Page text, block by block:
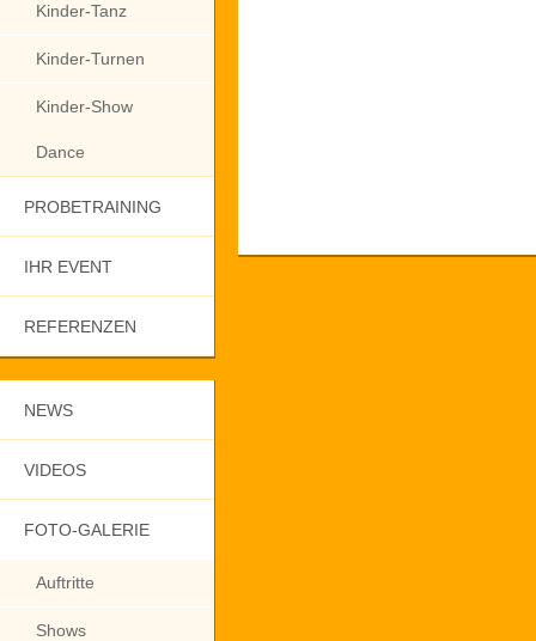
Kinder-Tanz
Kinder-Turnen
Kinder-Show
Dance
PROBETRAINING
IHR EVENT
REFERENZEN
NEWS
VIDEOS
FOTO-GALERIE
Auftritte
Shows